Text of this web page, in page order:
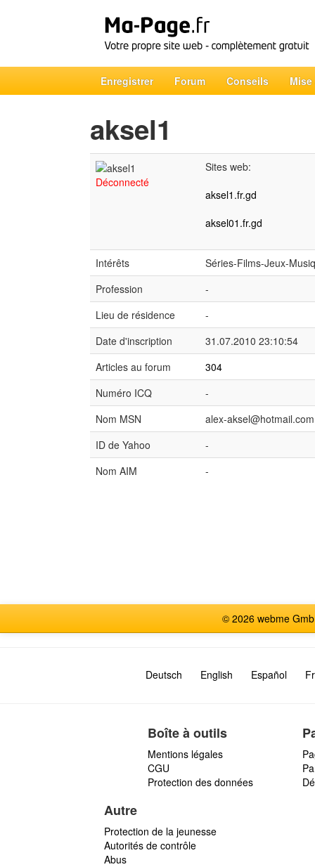
Enregistrer Forum Conseils Mise
aksel1
Déconnecté
Sites web:
aksel1.fr.gd
aksel01.fr.gd
Intérêts
Séries-Films-Jeux-
Profession
-
Lieu de résidence
-
Date d'inscription
31.07.2010 23:10:54
Articles au forum
304
Numéro ICQ
-
Nom MSN
alex-aksel@hotmail.com
ID de Yahoo
-
Nom AIM
-
© 2026 webme
Deutsch English Español
Boîte à outils
Mentions légales
CGU
Protection des données
Autre
Protection de la jeunesse
Autorités de contrôle
Abus